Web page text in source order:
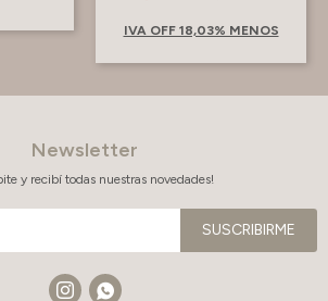
IVA OFF 18,03% MENOS
Newsletter
y recibí todas nuestras novedades!
SUSCRIBIRME
 